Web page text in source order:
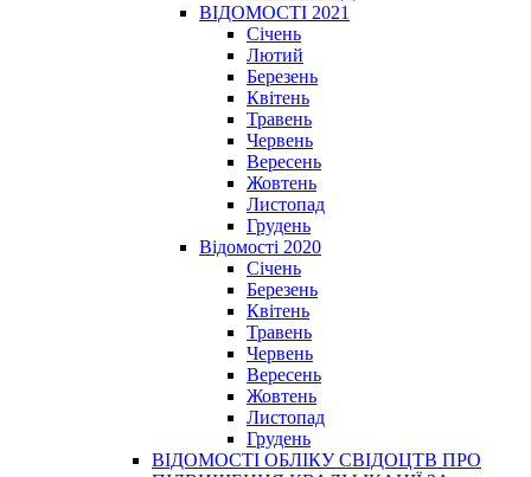
ВІДОМОСТІ 2021
Січень
Лютий
Березень
Квітень
Травень
Червень
Вересень
Жовтень
Листопад
Грудень
Відомості 2020
Січень
Березень
Квітень
Травень
Червень
Вересень
Жовтень
Листопад
Грудень
ВІДОМОСТІ ОБЛІКУ СВІДОЦТВ ПРО